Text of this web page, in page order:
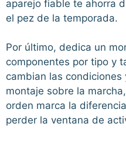
aparejo fiable te ahorra
el pez de la temporada.
Por último, dedica un
componentes por tipo y
cambian las condiciones
montaje sobre la
orden marca la
perder la ventana de